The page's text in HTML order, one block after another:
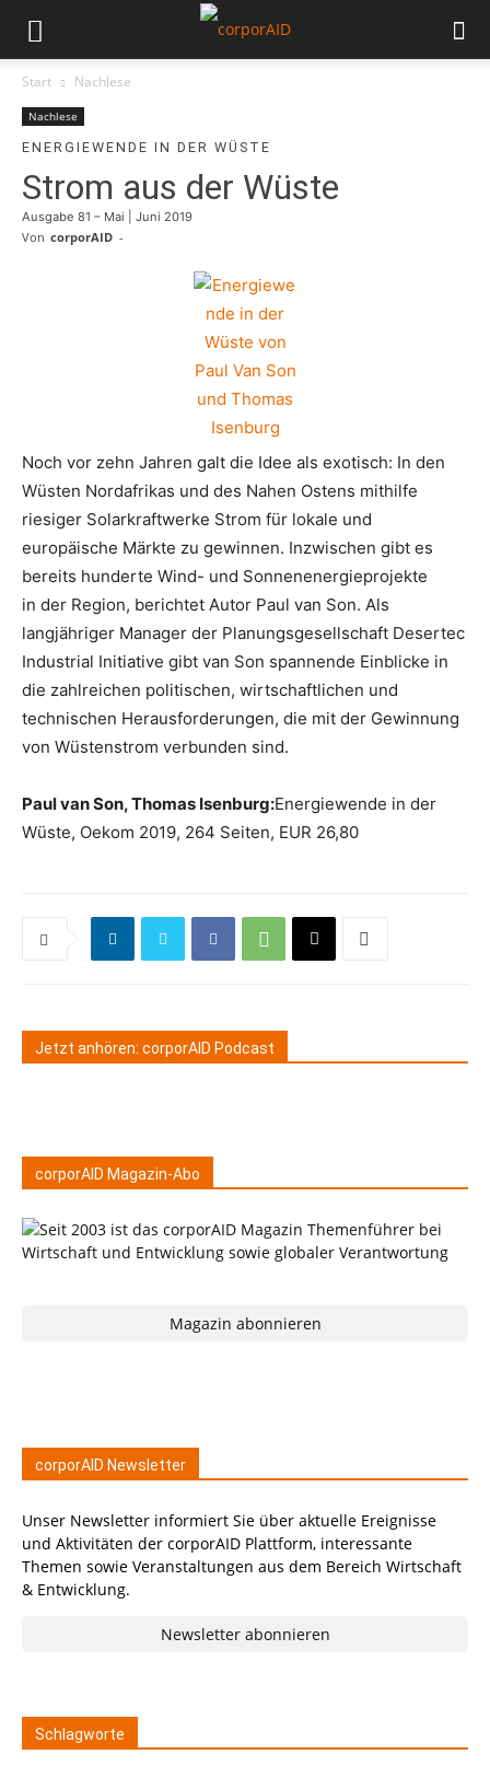
Start Nachlese
Nachlese
ENERGIEWENDE IN DER WÜSTE
Strom aus der Wüste
Ausgabe 81 – Mai | Juni 2019
Von corporAID -
Noch vor zehn Jahren galt die Idee als exotisch: In den
Wüsten Nordafrikas und des Nahen Ostens mithilfe
riesiger Solarkraftwerke Strom für lokale und
europäische Märkte zu gewinnen. Inzwischen gibt es
bereits hunderte Wind- und Sonnenenergieprojekte
in der Region, berichtet Autor Paul van Son. Als
langjähriger Manager der Planungsgesellschaft Desertec
Industrial Initiative gibt van Son spannende Einblicke in
die zahlreichen politischen, wirtschaftlichen und
technischen Herausforderungen, die mit der Gewinnung
von Wüstenstrom verbunden sind.
Paul van Son, Thomas Isenburg:Energiewende in der
Wüste, Oekom 2019, 264 Seiten, EUR 26,80
Jetzt anhören: corporAID Podcast
corporAID Magazin-Abo
Magazin abonnieren
corporAID Newsletter
Unser Newsletter informiert Sie über aktuelle Ereignisse
und Aktivitäten der corporAID Plattform, interessante
Themen sowie Veranstaltungen aus dem Bereich Wirtschaft
& Entwicklung.
Newsletter abonnieren
Schlagworte